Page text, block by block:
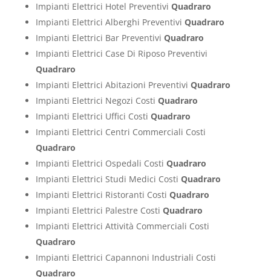
Impianti Elettrici Hotel Preventivi Quadraro
Impianti Elettrici Alberghi Preventivi Quadraro
Impianti Elettrici Bar Preventivi Quadraro
Impianti Elettrici Case Di Riposo Preventivi
Quadraro
Impianti Elettrici Abitazioni Preventivi Quadraro
Impianti Elettrici Negozi Costi Quadraro
Impianti Elettrici Uffici Costi Quadraro
Impianti Elettrici Centri Commerciali Costi
Quadraro
Impianti Elettrici Ospedali Costi Quadraro
Impianti Elettrici Studi Medici Costi Quadraro
Impianti Elettrici Ristoranti Costi Quadraro
Impianti Elettrici Palestre Costi Quadraro
Impianti Elettrici Attività Commerciali Costi
Quadraro
Impianti Elettrici Capannoni Industriali Costi
Quadraro